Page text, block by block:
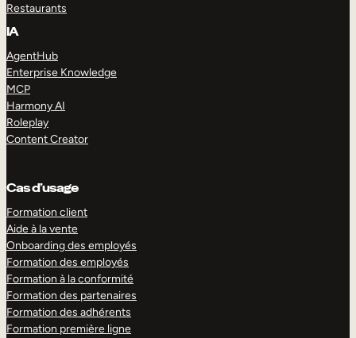
Restaurants
IA
AgentHub
Enterprise Knowledge
MCP
Harmony AI
Roleplay
Content Creator
Cas d’usage
Formation client
Aide à la vente
Onboarding des employés
Formation des employés
Formation à la conformité
Formation des partenaires
Formation des adhérents
Formation première ligne